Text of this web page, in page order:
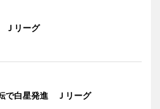
Ｊリーグ
で白星発進 Ｊリーグ